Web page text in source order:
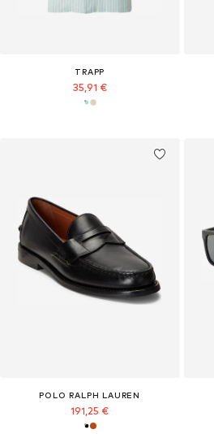
TRAPP
35,91 €
POLO RALPH LAUREN
191,25 €